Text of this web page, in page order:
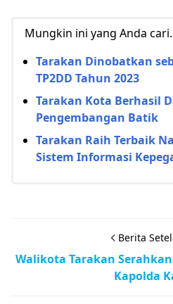
Mungkin ini yang Anda
Tarakan Dinobatkan
TP2DD Tahun 2023
Tarakan Kota Berhasil
Pengembangan Batik
Tarakan Raih Terbaik
Sistem Informasi
Berita
Walikota Tarakan
Kapolda